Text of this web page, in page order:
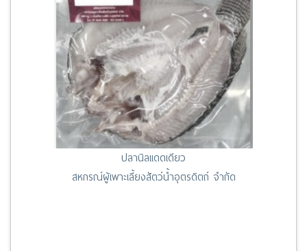
ปลานิลแดดเดียว
สหกรณ์ผู้เพาะเลี้ยงสัตว์น้ำอุตรดิตถ์ จำกัด